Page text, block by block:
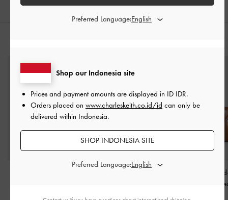
Tas Tote
Shop our Indonesia site
Prices and payment amounts are displayed in ID IDR.
Orders placed on www.charleskeith.co.id/id can only be
delivered within Indonesia.
SHOP INDONESIA SITE
Preferred Language:
Preferred Language: